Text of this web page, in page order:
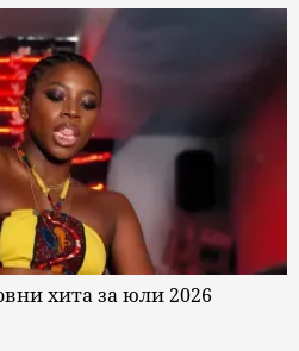
хита за юли 2026